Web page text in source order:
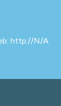
http://N/A